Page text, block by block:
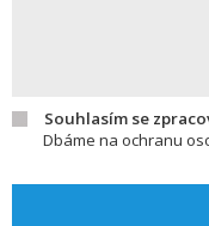
Souhlasím se
Dbáme na ochranu